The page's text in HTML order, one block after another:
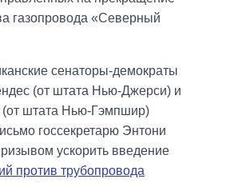
газопровода «Северный
сенаторы-демократы
(от штата Нью-Джерси) и
штата Нью-Гэмпшир)
госсекретарю Энтони
ускорить введение
против трубопровода